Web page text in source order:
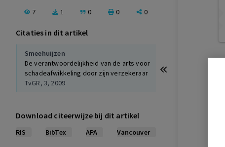
7 1 0 0 0
Citaties in dit artikel
Smeehuijzen
De verantwoordelijkheid van de arts voor
schadeafwikkeling door zijn verzekeraar
TvGR, 3, 2009
Download citeerwijze bij dit artikel
RIS BibTex APA Vancouver